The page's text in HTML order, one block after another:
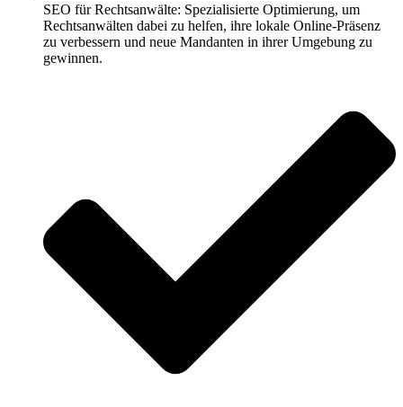
SEO für Rechtsanwälte: Spezialisierte Optimierung, um
Rechtsanwälten dabei zu helfen, ihre lokale Online-Präsenz
zu verbessern und neue Mandanten in ihrer Umgebung zu
gewinnen.